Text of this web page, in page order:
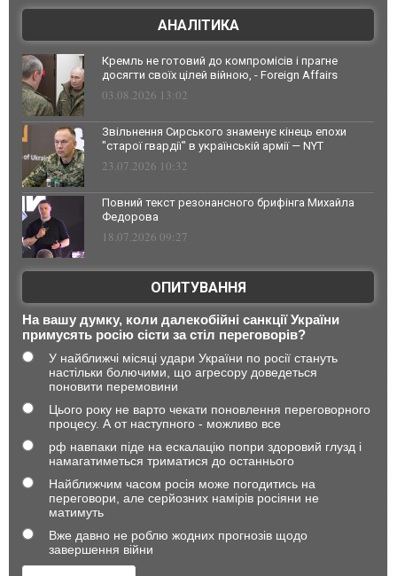
АНАЛІТИКА
Кремль не готовий до компромісів і прагне
досягти своїх цілей війною, - Foreign Affairs
03.08.2026 13:02
Звільнення Сирського знаменує кінець епохи
"старої гвардії" в українській армії — NYT
23.07.2026 10:32
Повний текст резонансного брифінга Михайла
Федорова
18.07.2026 09:27
ОПИТУВАННЯ
На вашу думку, коли далекобійні санкції України
примусять росію сісти за стіл переговорів?
У найближчі місяці удари України по росії стануть
настільки болючими, що агресору доведеться
поновити перемовини
Цього року не варто чекати поновлення переговорного
процесу. А от наступного - можливо все
рф навпаки піде на ескалацію попри здоровий глузд і
намагатиметься триматися до останнього
Найближчим часом росія може погодитись на
переговори, але серйозних намірів росіяни не
матимуть
Вже давно не роблю жодних прогнозів щодо
завершення війни